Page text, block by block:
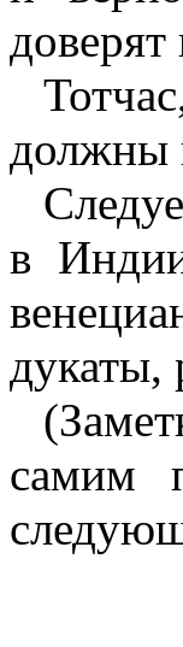
должны
в
дукаты,
самим